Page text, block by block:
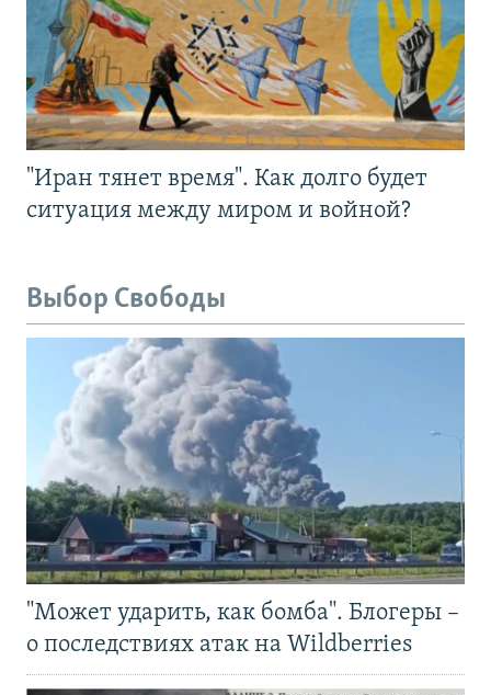
"Иран тянет время". Как долго будет
ситуация между миром и войной?
Выбор Свободы
"Может ударить, как бомба". Блогеры –
о последствиях атак на Wildberries